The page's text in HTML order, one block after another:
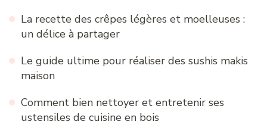
La recette des crêpes légères et moelleuses :
un délice à partager
Le guide ultime pour réaliser des sushis makis
maison
Comment bien nettoyer et entretenir ses
ustensiles de cuisine en bois